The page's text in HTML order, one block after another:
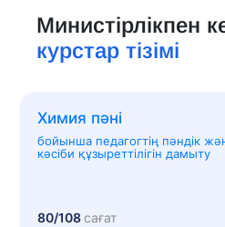
Министірлікпен
курстар тізімі
Химия пәні
бойынша педагогтің пәндік
кәсіби құзыреттілігін дамыту
80/108сағат